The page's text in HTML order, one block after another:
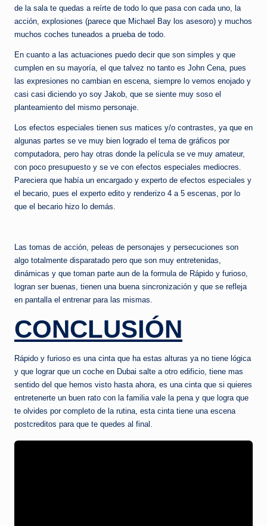
de la sala te quedas a reírte de todo lo que pasa con cada uno, la
acción, explosiones (parece que Michael Bay los asesoro) y muchos
muchos coches tuneados a prueba de todo.
En cuanto a las actuaciones puedo decir que son simples y que
cumplen en su mayoría, el que talvez no tanto es John Cena, pues
las expresiones no cambian en escena, siempre lo vemos enojado y
casi casi diciendo yo soy Jakob, que se siente muy soso el
planteamiento del mismo personaje.
Los efectos especiales tienen sus matices y/o contrastes, ya que en
algunas partes se ve muy bien logrado el tema de gráficos por
computadora, pero hay otras donde la película se ve muy amateur,
con poco presupuesto y se ve con efectos especiales mediocres.
Pareciera que había un encargado y experto de efectos especiales y
el becario, pues el experto edito y renderizo 4 a 5 escenas, por lo
que el becario hizo lo demás.
Las tomas de acción, peleas de personajes y persecuciones son
algo totalmente disparatado pero que son muy entretenidas,
dinámicas y que toman parte aun de la formula de Rápido y furioso,
logran ser buenas, tienen una buena sincronización y que se refleja
en pantalla el entrenar para las mismas.
CONCLUSIÓN
Rápido y furioso es una cinta que ha estas alturas ya no tiene lógica
y que lograr que un coche en Dubai salte a otro edificio, tiene mas
sentido del que hemos visto hasta ahora, es una cinta que si quieres
entretenerte un buen rato con la familia vale la pena y que logra que
te olvides por completo de la rutina, esta cinta tiene una escena
postcreditos para que te quedes al final.